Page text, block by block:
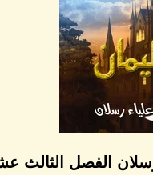
رسلان الفصل الثالث